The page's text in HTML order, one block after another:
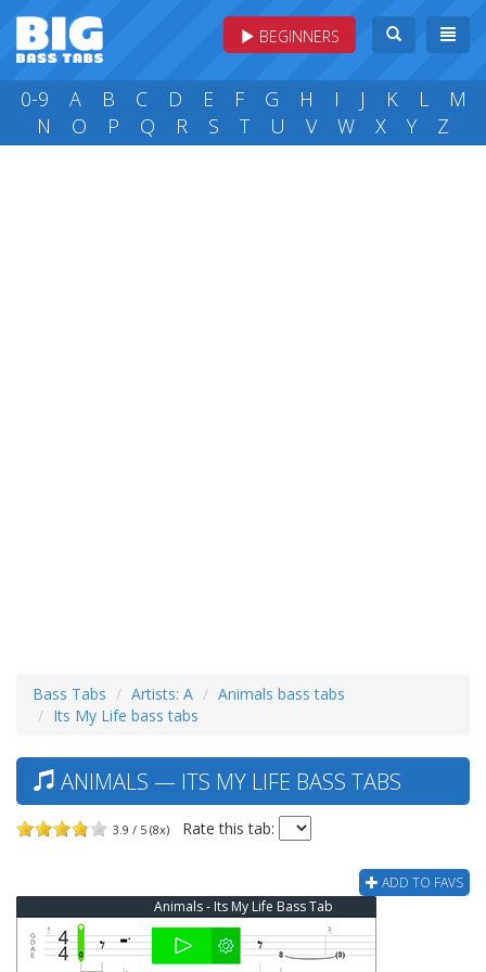
BEGINNERS
0-9 A B C D E F G H I J K L
M
N
O P Q R S T U V W X Y Z
Bass Tabs Artists: A
Animals bass tabs
Its My Life bass tabs
ANIMALS — ITS MY LIFE BASS TABS
3.9 / 5 (8x) Rate this tab:
ADD TO FAVS
Animals - Its My Life Bass Tab